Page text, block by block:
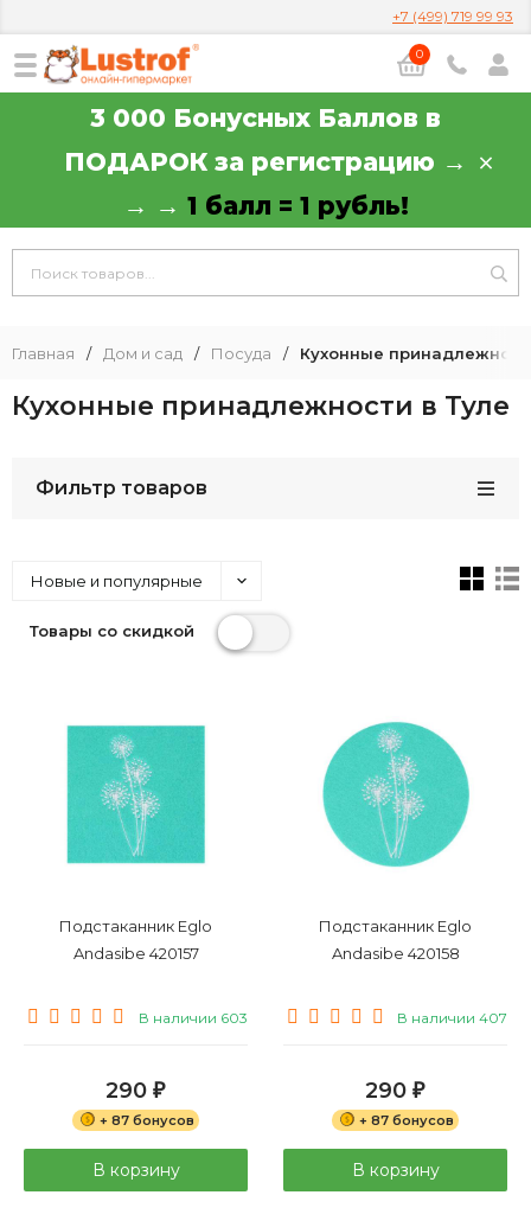
+7 (499) 719 99 93
0
3 000 Бонусных Баллов в
ПОДАРОК за регистрацию →
→ → 1 балл = 1 рубль!
Главная / Дом и сад / Посуда / Кухонные
Кухонные принадлежности в Туле
Фильтр товаров
Новые и популярные
Товары со скидкой
Подстаканник Eglo
Andasibe 420157
В наличии 603
290 ₽
+ 87 бонусов
В корзину
Подстаканник Eglo
Andasibe 420158
В наличии 407
290 ₽
+ 87 бонусов
В корзину